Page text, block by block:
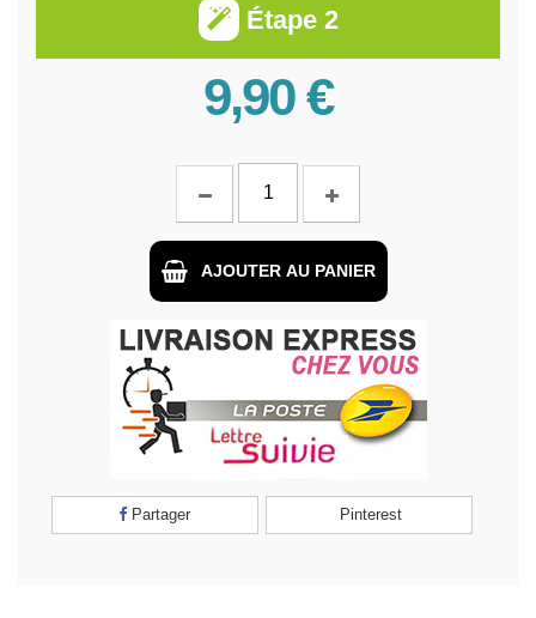
Étape 2
9,90 €
AJOUTER AU PANIER
Partager Pinterest